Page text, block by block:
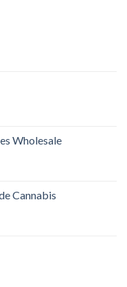
Wholesale
Cannabis